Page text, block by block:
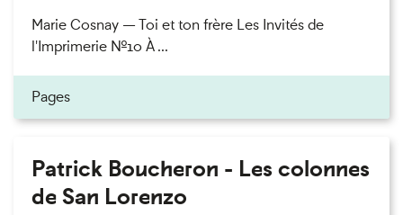
Marie Cosnay — Toi et ton frère Les Invités de
l'Imprimerie n°10 À ...
Pages
Patrick Boucheron - Les colonnes
de San Lorenzo